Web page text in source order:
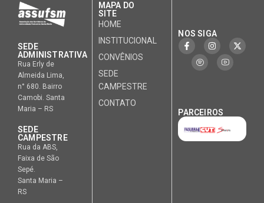
SEDE
ADMINISTRATIVA
Rua Erly de
Almeida Lima,
n° 680. Bairro
Camobi. Santa
Maria – RS
SEDE
CAMPESTRE
Rua da ABS,
Faixa de São
Sepé.
Santa Maria –
RS
MAPA DO
SITE
HOME
INSTITUCIONAL
CONVÊNIOS
SEDE
CAMPESTRE
CONTATO
NOS SIGA
PARCEIROS